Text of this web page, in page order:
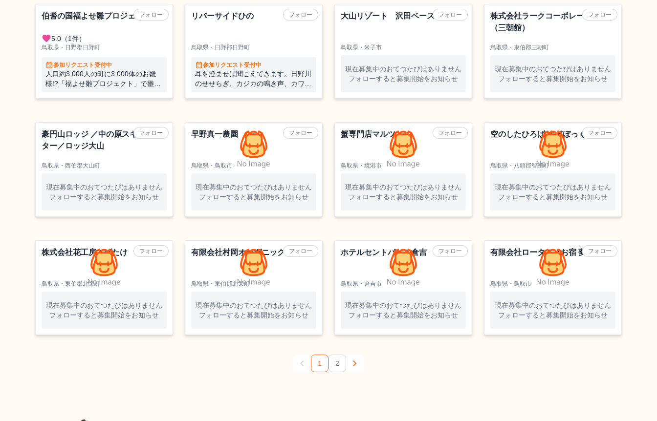
の星空でリラックス〜🌠小さくなった
名探偵にも会える⁉👓⚽
フォロー
伯耆の国福よせ雛プロジェクト
favorite5.0 （1件）
鳥取県・日野郡日野町
calendar_month参加リクエスト受付中
人口約3,000人の町に3,000体のお雛
様!?「福よせ雛プロジェクト」で雛人
フォロー
リバーサイドひの
鳥取県・日野郡日野町
calendar_month参加リクエスト受付中
耳を澄ませば聞こえてきます。日野川
のせせらぎ、カジカの鳴き声、カワセ
たびしませんか!?
フォロー
大山リゾート 沢田ベース
鳥取県・米子市
現在募集中のおてつたびはありません
フォローすると募集開始をお知らせ
フォロー
株式会社ラークコーポレーション
（三朝館）
鳥取県・東伯郡三朝町
現在募集中のおてつたびはありません
フォローすると募集開始をお知らせ
フォロー
豪円山ロッジ ／中の原スキーセン
ター／ロッジ大山
鳥取県・西伯郡大山町
現在募集中のおてつたびはありません
フォローすると募集開始をお知らせ
フォロー
早野真一農園
鳥取県・鳥取市
現在募集中のおてつたびはありません
フォローすると募集開始をお知らせ
フォロー
蟹専門店マルツ
鳥取県・境港市
現在募集中のおてつたびはありません
フォローすると募集開始をお知らせ
フォロー
空のしたひろば すぎぼっくり
鳥取県・八頭郡智頭町
現在募集中のおてつたびはありません
フォローすると募集開始をお知らせ
フォロー
株式会社花工房あげたけ
鳥取県・東伯郡北栄町
現在募集中のおてつたびはありません
フォローすると募集開始をお知らせ
フォロー
有限会社村岡オーガニック
鳥取県・東伯郡北栄町
現在募集中のおてつたびはありません
フォローすると募集開始をお知らせ
フォロー
ホテルセントパレス倉吉
鳥取県・倉吉市
現在募集中のおてつたびはありません
フォローすると募集開始をお知らせ
フォロー
有限会社ロータス（お宿 夢彦）
鳥取県・鳥取市
現在募集中のおてつたびはありません
フォローすると募集開始をお知らせ
chevron_left 1 2 chevron_right